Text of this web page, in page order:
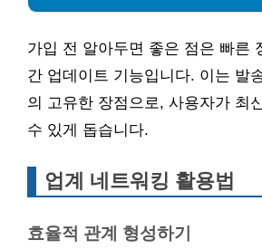
가입 전 알아두면 좋은 점은 빠른
간 업데이트 기능입니다. 이는 발
의 고유한 장점으로, 사용자가 최
수 있게 돕습니다.
업계 네트워킹 활용법
효율적 관계 형성하기